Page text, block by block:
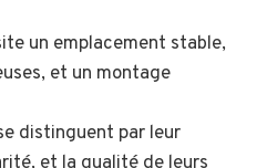
un emplacement stable,
et un montage
distinguent par leur